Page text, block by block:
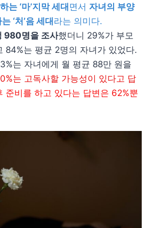
는 ‘마’지막 세대 면서 자녀의 부양
‘처’음 세대라는 의미다.
980명을 조사했더니 29%가 부모
84%는 평균 2명의 자녀가 있었다.
는 자녀에게 월 평균 88만 원을
는 고독사할 가능성이 있다고 답
준비를 하고 있다는 답변은 62%뿐